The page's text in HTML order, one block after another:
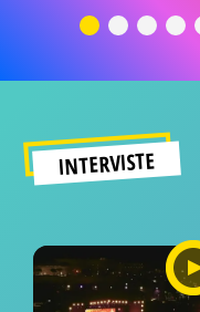
significato
INTERVISTE